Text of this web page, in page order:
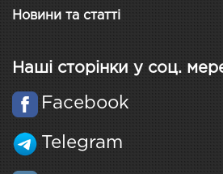
Новини та статті
Наші сторінки у соц.
Facebook
Telegram